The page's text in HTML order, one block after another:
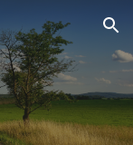
Skip to navigation